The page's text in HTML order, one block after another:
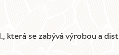
která se zabývá výrobou a